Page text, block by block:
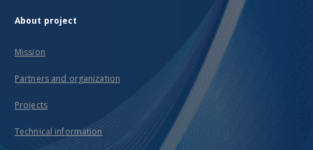
About project
Mission
Partners and organization
Projects
Technical information